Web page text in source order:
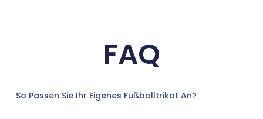
FAQ
So Passen Sie Ihr Eigenes Fußballtrikot An?